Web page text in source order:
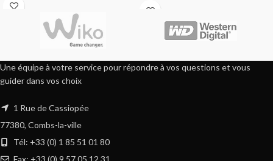
Une équipe à votre service pour répondre à vos questions et vous
guider dans vos choix
1 Rue de Cassiopée
77380, Combs-la-ville
Tél: +33 (0) 1 85 51 01 80